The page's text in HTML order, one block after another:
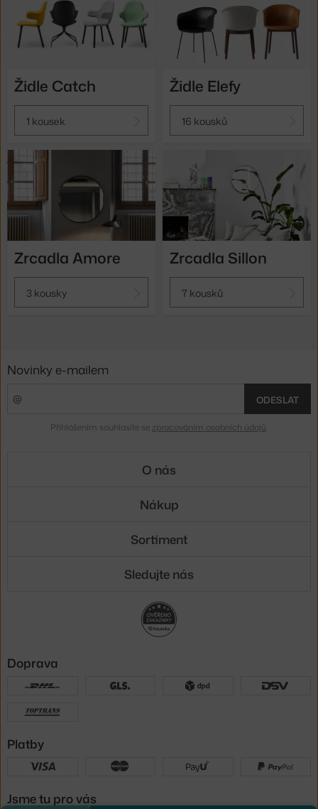
Židle Catch
1 kousek
Židle Elefy
16 kousků
Zrcadla Amore
3 kousky
Zrcadla Sillon
7 kousků
Novinky e-mailem
ODESLAT
Přihlášením souhlasíte se zpracováním osobních údajů
O nás
Nákup
Sortiment
Sledujte nás
Doprava
Platby
Jsme tu pro vás